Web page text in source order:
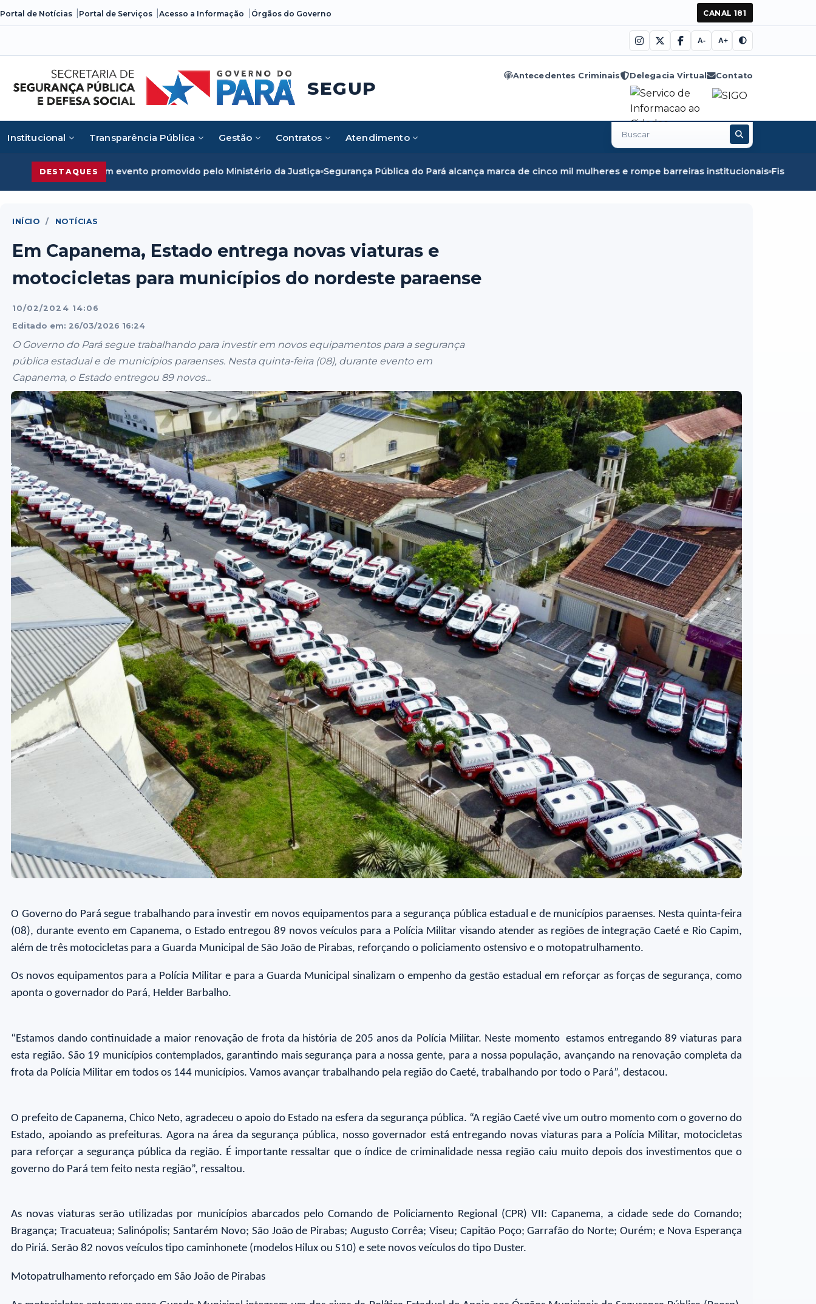
Portal de Notícias Portal de Serviços Acesso a Informação Órgãos do Governo CANAL 181
A- A+
SEGUP
Antecedentes Criminais Delegacia Virtual Contato
Institucional Transparência Pública Gestão Contratos Atendimento
Buscar
no
DESTAQUES
evento promovido pelo Ministério da Justiça Segurança Pública do Pará alcança marca de cinco mil mulheres e rompe barreiras institucionais Fiscalização em Óbidos
INÍCIO / NOTÍCIAS
Em Capanema, Estado entrega novas viaturas e
motocicletas para municípios do nordeste paraense
10/02/2024 14:06
Editado em: 26/03/2026 16:24
O Governo do Pará segue trabalhando para investir em novos equipamentos para a segurança
pública estadual e de municípios paraenses. Nesta quinta-feira (08), durante evento em
Capanema, o Estado entregou 89 novos...
O Governo do Pará segue trabalhando para investir em novos equipamentos para a segurança pública estadual e de municípios paraenses. Nesta quinta-feira
(08), durante evento em Capanema, o Estado entregou 89 novos veículos para a Polícia Militar visando atender as regiões de integração Caeté e Rio Capim,
além de três motocicletas para a Guarda Municipal de São João de Pirabas, reforçando o policiamento ostensivo e o motopatrulhamento.
Os novos equipamentos para a Polícia Militar e para a Guarda Municipal sinalizam o empenho da gestão estadual em reforçar as forças de segurança, como
aponta o governador do Pará, Helder Barbalho.
“Estamos dando continuidade a maior renovação de frota da história de 205 anos da Polícia Militar. Neste momento estamos entregando 89 viaturas para
esta região. São 19 municípios contemplados, garantindo mais segurança para a nossa gente, para a nossa população, avançando na renovação completa da
frota da Polícia Militar em todos os 144 municípios. Vamos avançar trabalhando pela região do Caeté, trabalhando por todo o Pará”, destacou.
O prefeito de Capanema, Chico Neto, agradeceu o apoio do Estado na esfera da segurança pública. “A região Caeté vive um outro momento com o governo do
Estado, apoiando as prefeituras. Agora na área da segurança pública, nosso governador está entregando novas viaturas para a Polícia Militar, motocicletas
para reforçar a segurança pública da região. É importante ressaltar que o índice de criminalidade nessa região caiu muito depois dos investimentos que o
governo do Pará tem feito nesta região”, ressaltou.
As novas viaturas serão utilizadas por municípios abarcados pelo Comando de Policiamento Regional (CPR) VII: Capanema, a cidade sede do Comando;
Bragança; Tracuateua; Salinópolis; Santarém Novo; São João de Pirabas; Augusto Corrêa; Viseu; Capitão Poço; Garrafão do Norte; Ourém; e Nova Esperança
do Piriá. Serão 82 novos veículos tipo caminhonete (modelos Hilux ou S10) e sete novos veículos do tipo Duster.
Motopatrulhamento reforçado em São João de Pirabas